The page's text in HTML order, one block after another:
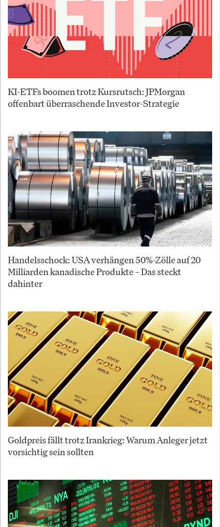
KI-ETFs boomen trotz Kursrutsch: JPMorgan
offenbart überraschende Investor-Strategie
Handelsschock: USA verhängen 50%-Zölle auf 20
Milliarden kanadische Produkte – Das steckt
dahinter
Goldpreis fällt trotz Irankrieg: Warum Anleger jetzt
vorsichtig sein sollten